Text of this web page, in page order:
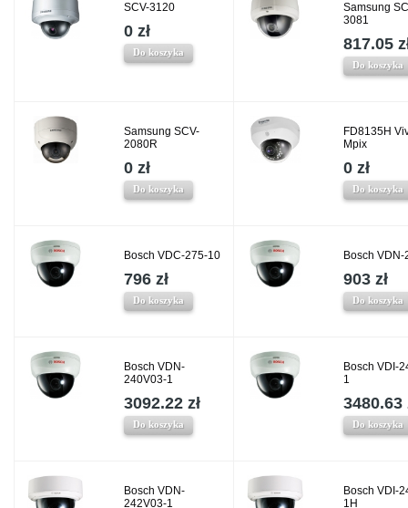
SCV-3120
0 zł
Do koszyka
Samsung
3081
817.05
Do koszyka
Samsung SCV-
2080R
0 zł
Do koszyka
FD8135H
Mpix
0 zł
Do koszyka
Bosch VDC-275-10
796 zł
Do koszyka
Bosch
903 zł
Do koszyka
Bosch VDN-
240V03-1
3092.22 zł
Do koszyka
Bosch VDI-
1
3480.63
Do koszyka
Bosch VDN-
242V03-1
Bosch VDI-
1H